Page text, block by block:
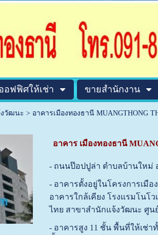
อฟฟิศให้เช่า ขายสำนักงาน
งวัฒนะ > อาคารเมืองทองธานี MUANGTHONG
อาคาร เมืองทองธานี
- ถนนป๊อปปูล่า ตำบลบ้านใหม่
- อาคารตั้งอยู่ในโครงการเมื
อาคารใกล้เคียง โรงแรมโนโ
ไทย สาขาสำนักแจ้งวัฒนะ ศูน
- อาคารสูง 11 ชั้น พื้นที่ให้เช่า